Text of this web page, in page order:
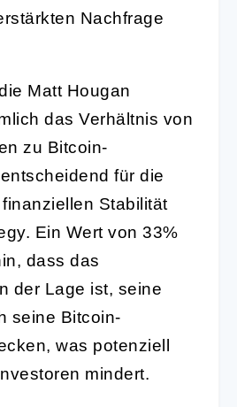
Nachfrage
Matt Hougan
das Verhältnis von
zu Bitcoin-
für die
Stabilität
Ein Wert von 33%
dass das
der Lage ist, seine
seine Bitcoin-
was potenziell
mindert.